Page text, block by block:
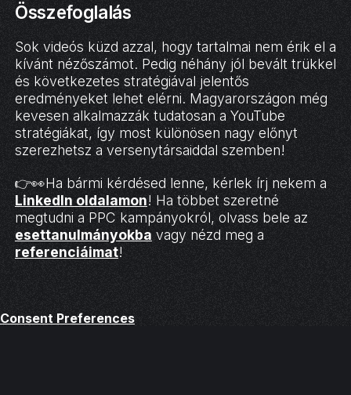
Összefoglalás
Sok videós küzd azzal, hogy tartalmai nem érik el a
kívánt nézőszámot. Pedig néhány jól bevált trükkel
és következetes stratégiával jelentős
eredményeket lehet elérni. Magyarországon még
kevesen alkalmazzák tudatosan a YouTube
stratégiákat, így most különösen nagy előnyt
szerezhetsz a versenytársaiddal szemben!
👉👀Ha bármi kérdésed lenne, kérlek írj nekem a
LinkedIn oldalamon! Ha többet szeretné
megtudni a PPC kampányokról, olvass bele az
esettanulmányokba vagy nézd meg a
referenciáimat!
Consent Preferences